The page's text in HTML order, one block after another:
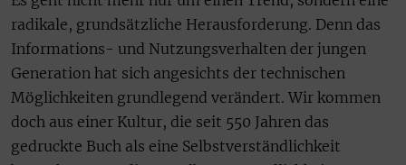
radikale, grundsätzliche Herausforderung. Denn das
Informations- und Nutzungsverhalten der jungen
Generation hat sich angesichts der technischen
Möglichkeiten grundlegend verändert. Wir kommen
doch aus einer Kultur, die seit 550 Jahren das
gedruckte Buch als eine Selbstverständlichkeit